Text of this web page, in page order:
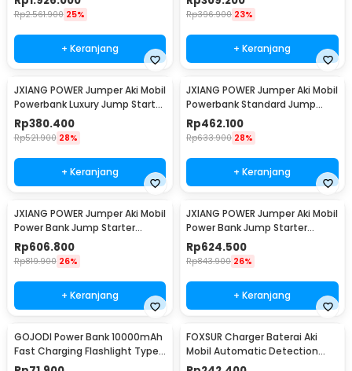
R30
Rp2.561.900 25%
+ Keranjang
Rp396.900 23%
+ Keranjang
JXIANG POWER Jumper Aki Mobil
Powerbank Luxury Jump Starter
10000mAh - JX-008B
Rp380.400
Rp521.900 28%
+ Keranjang
JXIANG POWER Jumper Aki Mobil
Powerbank Standard Jump
Starter 20000mAh - JX27-Pro
Rp462.100
Rp633.900 28%
+ Keranjang
JXIANG POWER Jumper Aki Mobil
Power Bank Jump Starter
20000mAh - JX-27Pro
Rp606.800
Rp819.900 26%
+ Keranjang
JXIANG POWER Jumper Aki Mobil
Power Bank Jump Starter
20000mAh - JX-56Pro
Rp624.500
Rp843.900 26%
+ Keranjang
GOJODI Power Bank 10000mAh
Fast Charging Flashlight Type
C USB 22.5W - PB100W
FOXSUR Charger Baterai Aki
Mobil Automatic Detection
180AH 12/24V - FBC122410D